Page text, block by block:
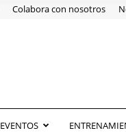
Colabora con nosotros
EVENTOS